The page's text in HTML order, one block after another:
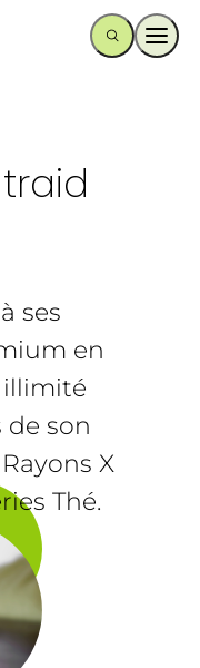
ses
en
illimité
de son
X
Thé.